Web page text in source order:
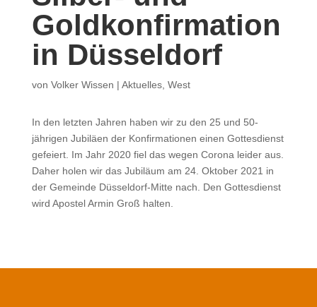
Goldkonfirmation
in Düsseldorf
von Volker Wissen | Aktuelles, West
In den letzten Jahren haben wir zu den 25 und 50-
jährigen Jubiläen der Konfirmationen einen Gottesdienst
gefeiert. Im Jahr 2020 fiel das wegen Corona leider aus.
Daher holen wir das Jubiläum am 24. Oktober 2021 in
der Gemeinde Düsseldorf-Mitte nach. Den Gottesdienst
wird Apostel Armin Groß halten.